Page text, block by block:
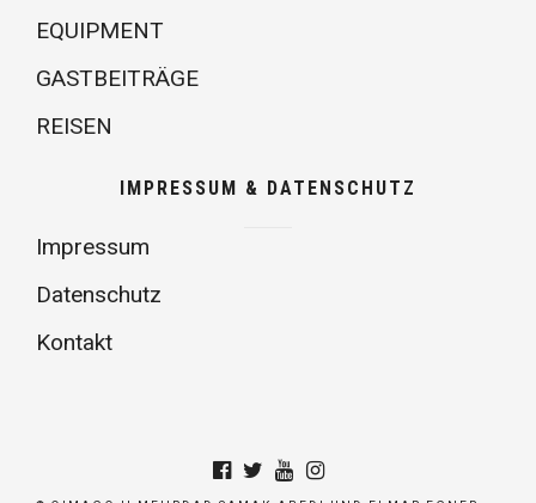
EQUIPMENT
GASTBEITRÄGE
REISEN
IMPRESSUM & DATENSCHUTZ
Impressum
Datenschutz
Kontakt